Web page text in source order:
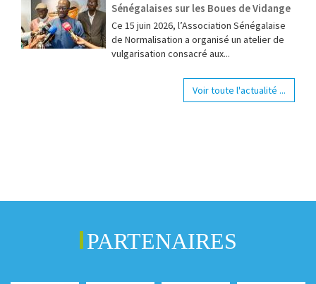
Sénégalaises sur les Boues de Vidange
Ce 15 juin 2026, l’Association Sénégalaise
de Normalisation a organisé un atelier de
vulgarisation consacré aux...
Voir toute l'actualité ...
PARTENAIRES